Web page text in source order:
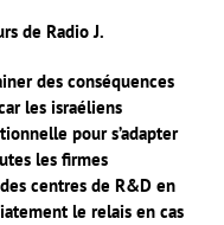
de Radio J.
des conséquences
les israéliens
pour s’adapter
les firmes
centres de R&D en
le relais en cas